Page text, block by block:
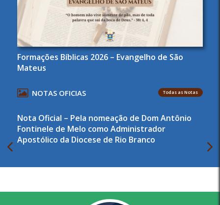
Formações Bíblicas 2026 – Evangelho de São
Mateus
NOTAS OFICIAS Todas as Notas
Nota Oficial – Pela nomeação de Dom Antônio
Fontinele de Melo como Administrador
Apostólico da Diocese de Rio Branco